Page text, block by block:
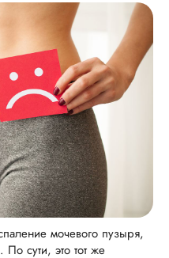
мочевого пузыря,
сути, это тот же